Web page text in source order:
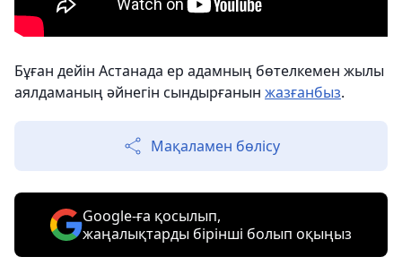
Бұған дейін Астанада ер адамның бөтелкемен жылы
аялдаманың әйнегін сындырғанын жазғанбыз.
Мақаламен бөлісу
Google-ға қосылып,
жаңалықтарды бірінші болып оқыңыз